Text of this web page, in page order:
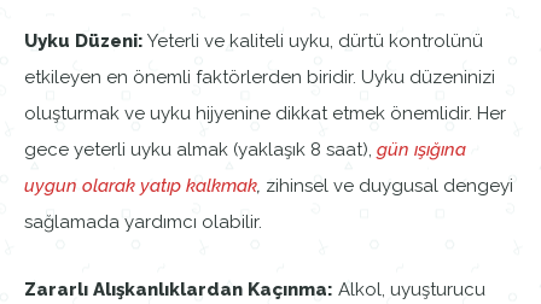
Uyku Düzeni: Yeterli ve kaliteli uyku, dürtü kontrolünü
etkileyen en önemli faktörlerden biridir. Uyku düzeninizi
oluşturmak ve uyku hijyenine dikkat etmek önemlidir. Her
gece yeterli uyku almak (yaklaşık 8 saat), gün ışığına
uygun olarak yatıp kalkmak, zihinsel ve duygusal dengeyi
sağlamada yardımcı olabilir.
Zararlı Alışkanlıklardan Kaçınma: Alkol, uyuşturucu